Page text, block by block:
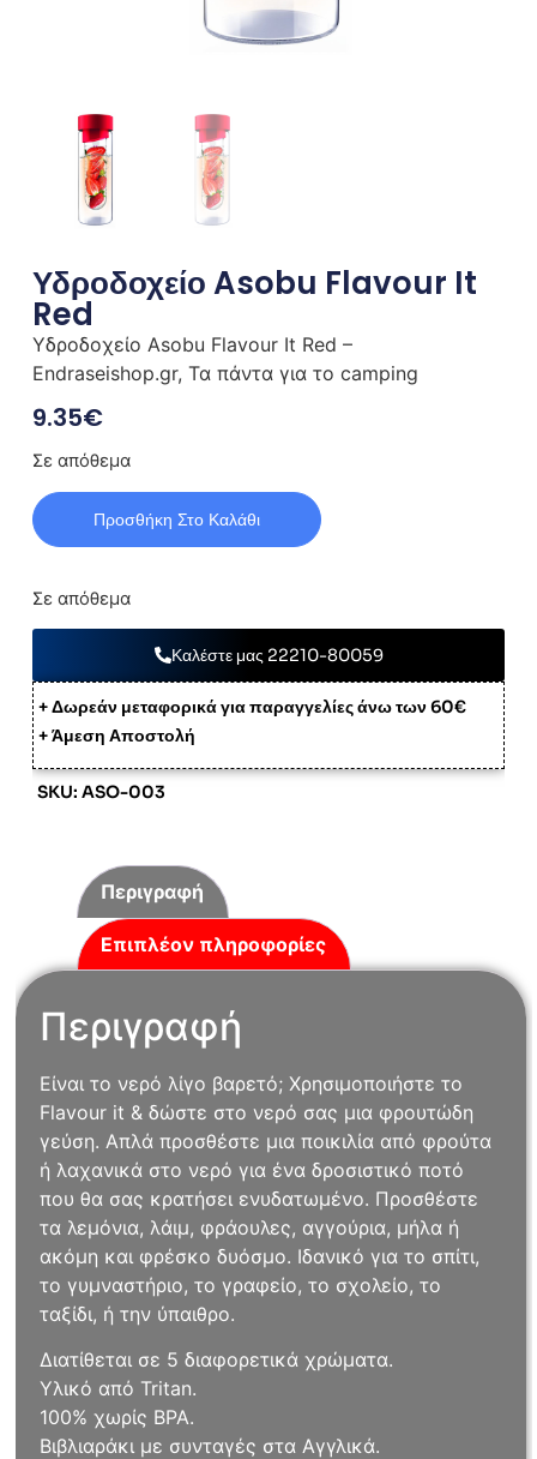
Υδροδοχείο Asobu Flavour It
Red
Υδροδοχείο Asobu Flavour It Red –
Endraseishop.gr, Τα πάντα για το camping
9.35€
Σε απόθεμα
Προσθήκη Στο Καλάθι
Σε απόθεμα
Καλέστε μας 22210-80059
+ Δωρεάν μεταφορικά για παραγγελίες άνω των 60€
+ Άμεση Αποστολή
SKU: ASO-003
Περιγραφή
Επιπλέον πληροφορίες
Περιγραφή
Είναι το νερό λίγο βαρετό; Χρησιμοποιήστε το
Flavour it & δώστε στο νερό σας μια φρουτώδη
γεύση. Απλά προσθέστε μια ποικιλία από φρούτα
ή λαχανικά στο νερό για ένα δροσιστικό ποτό
που θα σας κρατήσει ενυδατωμένο. Προσθέστε
τα λεμόνια, λάιμ, φράουλες, αγγούρια, μήλα ή
ακόμη και φρέσκο δυόσμο. Ιδανικό για το σπίτι,
το γυμναστήριο, το γραφείο, το σχολείο, το
ταξίδι, ή την ύπαιθρο.
Διατίθεται σε 5 διαφορετικά χρώματα.
Υλικό από Tritan.
100% χωρίς BPA.
Βιβλιαράκι με συνταγές στα Αγγλικά.